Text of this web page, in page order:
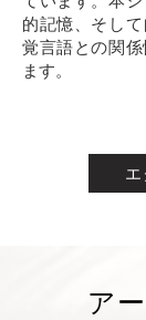
的記憶、そし
覚言語との関
ます。
ア